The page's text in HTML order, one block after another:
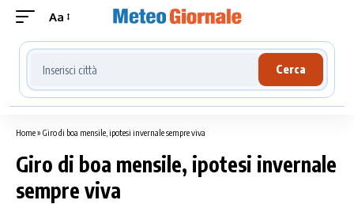
Aa
Cerca località meteo
Cerca
Home» Giro di boa mensile, ipotesi invernale sempre viva
Giro di boa mensile, ipotesi invernale
sempre viva